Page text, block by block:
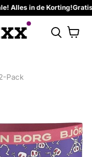
Alles in de Korting!Gratis
Pack